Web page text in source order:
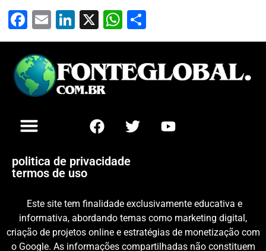
Facebook
EmailLinkedIn
X WhatsApp
politica de privacidade
termos de uso
Este site tem finalidade exclusivamente educativa e
informativa, abordando temas como marketing digital,
criação de projetos online e estratégias de monetização com
o Google. As informações compartilhadas não constituem